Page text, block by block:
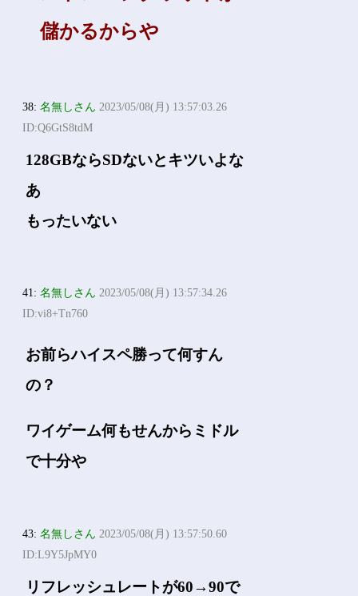
儲かるからや
38:名無しさん 2023/05/08(月) 13:57:03.26
ID:Q6GtS8tdM
128GBならSDないとキツいよな
あ
もったいない
41:名無しさん 2023/05/08(月) 13:57:34.26
ID:vi8+Tn760
お前らハイスペ勝って何すん
の？
ワイゲーム何もせんからミドル
で十分や
43:名無しさん 2023/05/08(月) 13:57:50.60
ID:L9Y5JpMY0
リフレッシュレートが60→90で